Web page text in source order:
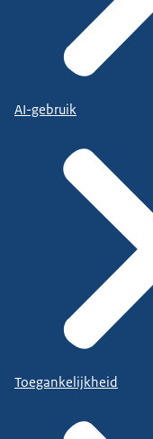
AI-gebruik
Toegankelijkheid